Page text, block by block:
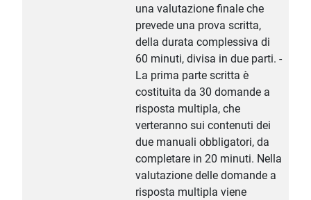
una valutazione finale che
prevede una prova scritta,
della durata complessiva di
60 minuti, divisa in due parti. -
La prima parte scritta è
costituita da 30 domande a
risposta multipla, che
verteranno sui contenuti dei
due manuali obbligatori, da
completare in 20 minuti. Nella
valutazione delle domande a
risposta multipla viene